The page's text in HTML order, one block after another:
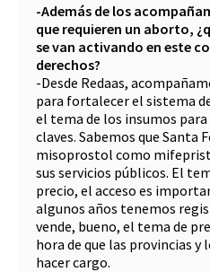
-Además de los
que requieren un aborto,
se van activando en este
derechos?
-Desde Redaas,
para fortalecer el sistema
el tema de los insumos
claves. Sabemos que Santa
misoprostol como
sus servicios públicos. El
precio, el acceso es
algunos años tenemos
vende, bueno, el tema de
hora de que las provincias y
hacer cargo.